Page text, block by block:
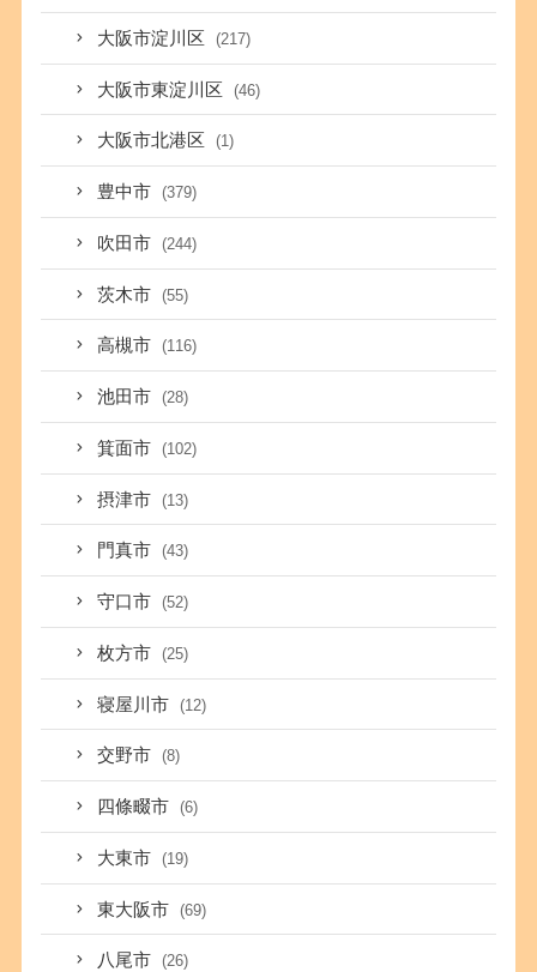
大阪市淀川区 (217)
大阪市東淀川区 (46)
大阪市北港区 (1)
豊中市 (379)
吹田市 (244)
茨木市 (55)
高槻市 (116)
池田市 (28)
箕面市 (102)
摂津市 (13)
門真市 (43)
守口市 (52)
枚方市 (25)
寝屋川市 (12)
交野市 (8)
四條畷市 (6)
大東市 (19)
東大阪市 (69)
八尾市 (26)